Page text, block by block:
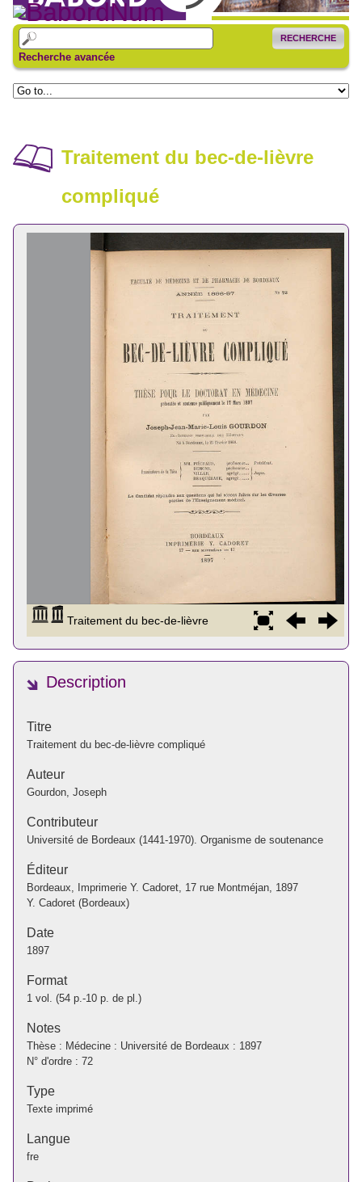
RECHERCHE
Recherche avancée
Traitement du bec-de-lièvre
compliqué
Description
Titre
Traitement du bec-de-lièvre compliqué
Auteur
Gourdon, Joseph
Contributeur
Université de Bordeaux (1441-1970). Organisme de soutenance
Éditeur
Bordeaux, Imprimerie Y. Cadoret, 17 rue Montméjan, 1897
Y. Cadoret (Bordeaux)
Date
1897
Format
1 vol. (54 p.-10 p. de pl.)
Notes
Thèse : Médecine : Université de Bordeaux : 1897
N° d'ordre : 72
Type
Texte imprimé
Langue
fre